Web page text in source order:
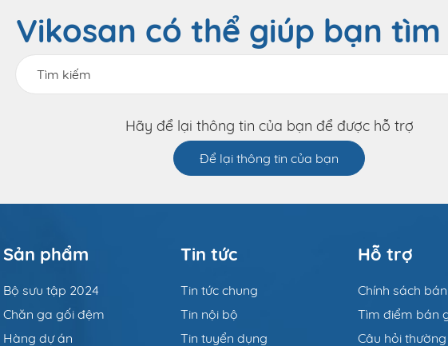
Vikosan có thể giúp bạn
Hãy để lại thông tin của bạn để được hỗ trợ
Để lại thông tin của bạn
Sản phẩm
Bộ sưu tập 2024
Chăn ga gối đệm
Hàng dự án
Tin tức
Tin tức chung
Tin nội bộ
Tin tuyển dụng
Hỗ trợ
Chính sách
Tìm điểm bán
Câu hỏi